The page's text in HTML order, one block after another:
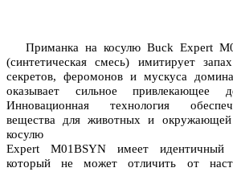
Приманка на косулю Buck Expert
(синтетическая смесь) имитирует
секретов, феромонов и мускуса
оказывает сильное привлекающее
Инновационная технология
вещества для животных и
косулю
Expert M01BSYN имеет идентичный
который не может отличить от